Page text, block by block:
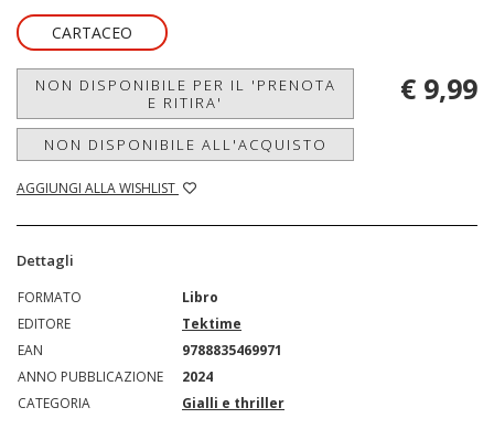
CARTACEO
NON DISPONIBILE PER IL 'PRENOTA
E RITIRA'
NON DISPONIBILE ALL'ACQUISTO
AGGIUNGI ALLA WISHLIST
€ 9,99
Dettagli
FORMATO
Libro
EDITORE
Tektime
EAN
9788835469971
ANNO PUBBLICAZIONE
2024
CATEGORIA
Gialli e thriller